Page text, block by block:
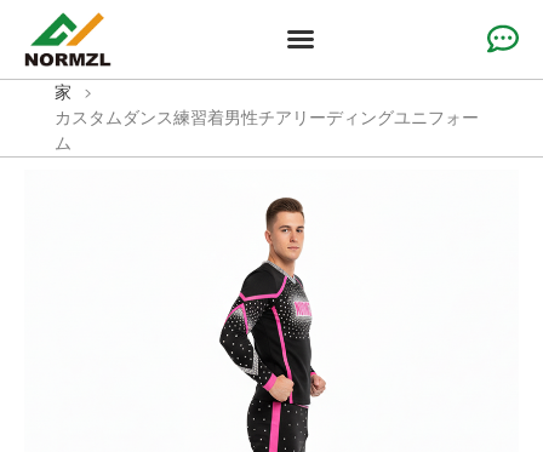
家
>
カスタムダンス練習着男性チアリーディングユニフォー
ム